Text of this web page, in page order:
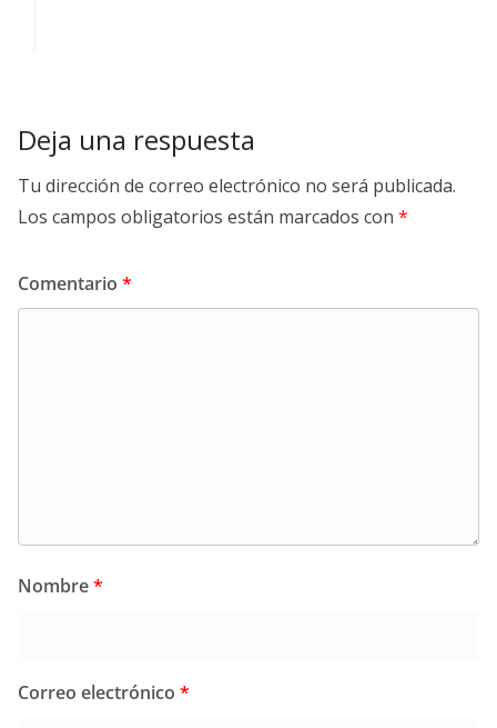
Deja una respuesta
Tu dirección de correo electrónico no será publicada.
Los campos obligatorios están marcados con *
Comentario *
Nombre*
Correo electrónico *